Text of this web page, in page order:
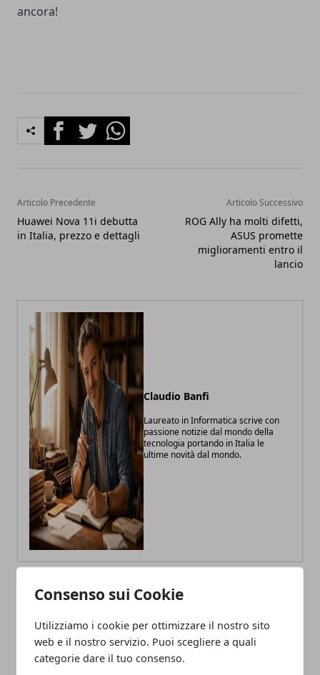
Consenso sui Cookie
Utilizziamo i cookie per ottimizzare il nostro sito
web e il nostro servizio. Puoi scegliere a quali
categorie dare il tuo consenso.
ancora!
FacebookTwitterWhatsapp
Articolo Precedente
Huawei Nova 11i debutta
in Italia, prezzo e dettagli
Articolo Successivo
ROG Ally ha molti difetti,
ASUS promette
miglioramenti entro il
lancio
Claudio Banfi
Laureato in Informatica scrive con
passione notizie dal mondo della
tecnologia portando in Italia le
ultime novità dal mondo.